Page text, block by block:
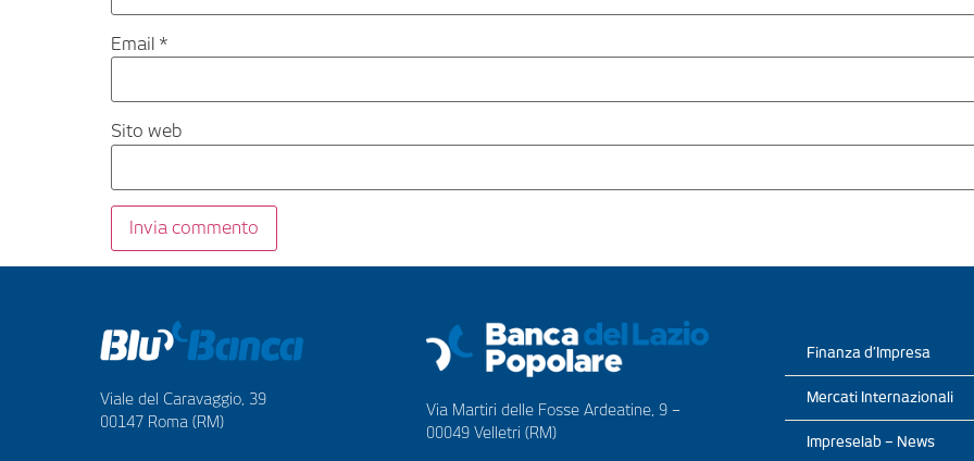
Email *
Sito web
Viale del Caravaggio, 39
00147 Roma (RM)
Via Martiri delle Fosse Ardeatine, 9 –
00049 Velletri (RM)
Finanza d’Impresa
Mercati Internazionali
Impreselab – News